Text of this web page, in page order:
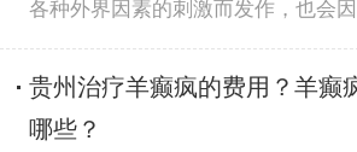
各种外界因素的刺激而发作，也会
贵州治疗羊癫疯的费用？羊癫
哪些？